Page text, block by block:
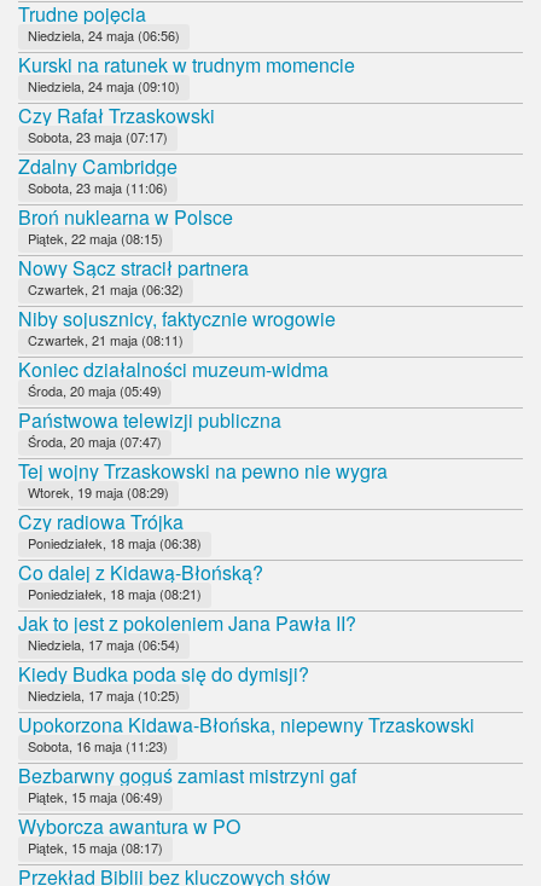
Trudne pojęcia
Niedziela, 24 maja (06:56)
Kurski na ratunek w trudnym momencie
Niedziela, 24 maja (09:10)
Czy Rafał Trzaskowski
Sobota, 23 maja (07:17)
Zdalny Cambridge
Sobota, 23 maja (11:06)
Broń nuklearna w Polsce
Piątek, 22 maja (08:15)
Nowy Sącz stracił partnera
Czwartek, 21 maja (06:32)
Niby sojusznicy, faktycznie wrogowie
Czwartek, 21 maja (08:11)
Koniec działalności muzeum-widma
Środa, 20 maja (05:49)
Państwowa telewizji publiczna
Środa, 20 maja (07:47)
Tej wojny Trzaskowski na pewno nie wygra
Wtorek, 19 maja (08:29)
Czy radiowa Trójka
Poniedziałek, 18 maja (06:38)
Co dalej z Kidawą-Błońską?
Poniedziałek, 18 maja (08:21)
Jak to jest z pokoleniem Jana Pawła II?
Niedziela, 17 maja (06:54)
Kiedy Budka poda się do dymisji?
Niedziela, 17 maja (10:25)
Upokorzona Kidawa-Błońska, niepewny Trzaskowski
Sobota, 16 maja (11:23)
Bezbarwny goguś zamiast mistrzyni gaf
Piątek, 15 maja (06:49)
Wyborcza awantura w PO
Piątek, 15 maja (08:17)
Przekład Biblii bez kluczowych słów